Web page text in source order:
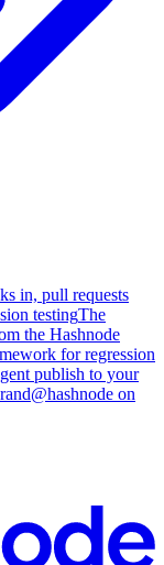
in, pull requests
testingThe
the Hashnode
for regression
publish to your
@hashnode on